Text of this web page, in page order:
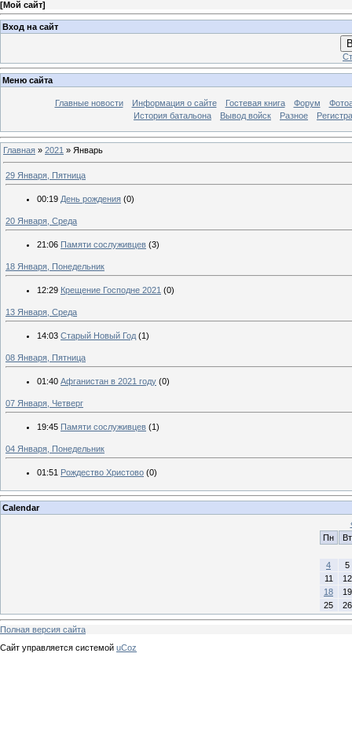
[Мой сайт]
Вход на сайт
Меню сайта
Главные новости Информация о сайте Гостевая книга Форум
История батальона
Вывод войск Разное
Главная » 2021 » Январь
29 Января, Пятница
00:19 День рождения (0)
20 Января, Среда
21:06 Памяти сослуживцев (3)
18 Января, Понедельник
12:29 Крещение Господне 2021 (0)
13 Января, Среда
14:03 Старый Новый Год (1)
08 Января, Пятница
01:40 Афганистан в 2021 году (0)
07 Января, Четверг
19:45 Памяти сослуживцев (1)
04 Января, Понедельник
01:51 Рождество Христово (0)
Calendar
Пн
Вт
4
5
11
12
18
19
25
26
Полная версия сайта
Сайт управляется системой uCoz